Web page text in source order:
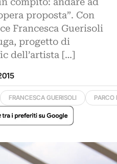
proposta”. Con
Francesca Guerisoli
progetto di
dell’artista […]
FRANCESCA GUERISOLI PARCO